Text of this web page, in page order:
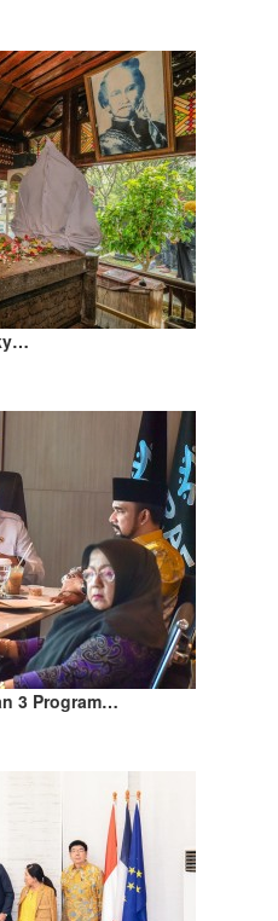
3 Program…